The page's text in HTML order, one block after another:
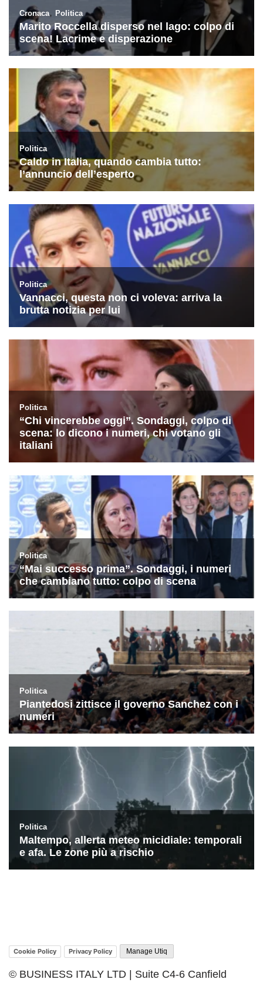
Cookie Policy Privacy Policy Manage Utiq
© BUSINESS ITALY LTD | Suite C4-6 Canfield